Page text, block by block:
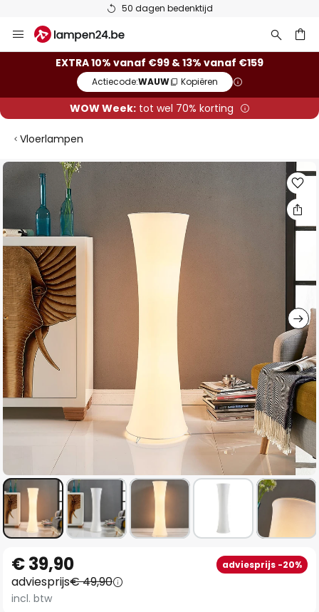
50 dagen bedenktijd
naar
EXTRA 10% vanaf €99 & 13% vanaf €159
Actiecode:WAUW Kopiëren
WOW Week:tot wel 70% korting
Vloerlampen
Ga
naar
van
de
afbeeldingen-
gallerij
naar
het
begin
€ 39,90 adviesprijs -20%
adviesprijs€ 49,90
incl. btw